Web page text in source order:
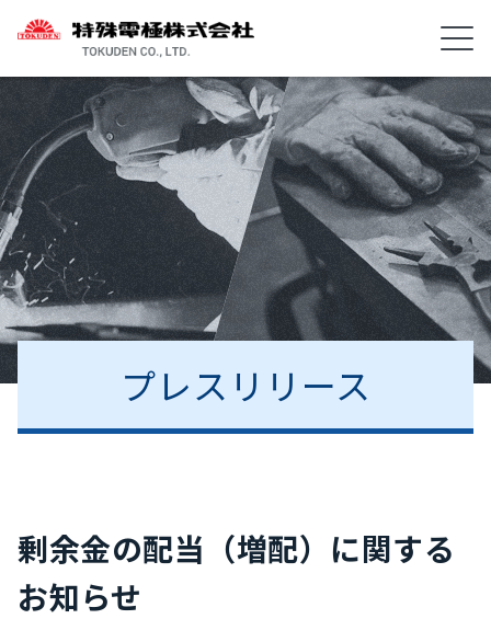
プレスリリース
剰余金の配当（増配）に関する
お知らせ